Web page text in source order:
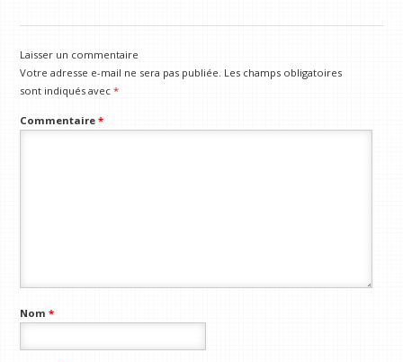
Laisser un commentaire
Votre adresse e-mail ne sera pas publiée. Les champs obligatoires
sont indiqués avec*
Commentaire*
Nom*